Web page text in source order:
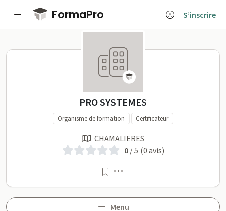
Passer au contenu principal
FormaPro S’inscrire
PRO SYSTEMES sur
PRO SYSTEMES
Organisme de formation Certificateur
CHAMALIERES
0/ 5 (0 avis)
Menu